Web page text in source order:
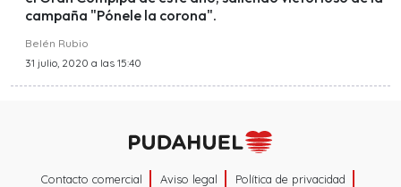
campaña "Pónele la corona".
Belén Rubio
31 julio, 2020 a las 15:40
Contacto comercial Aviso legal
Política de privacidad